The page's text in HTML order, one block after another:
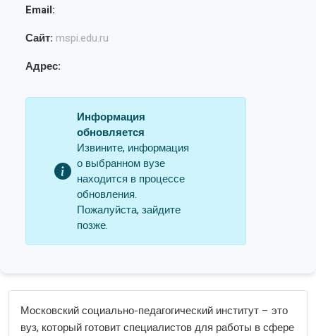
Email:
Сайт: mspi.edu.ru
Адрес:
Информация
обновляется
Извините, информация
о выбранном вузе
находится в процессе
обновления.
Пожалуйста, зайдите
позже.
Московский социально-педагогический институт – это
вуз, который готовит специалистов для работы в сфере